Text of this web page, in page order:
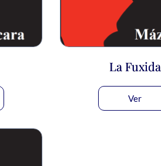
La Fuxida
Ver